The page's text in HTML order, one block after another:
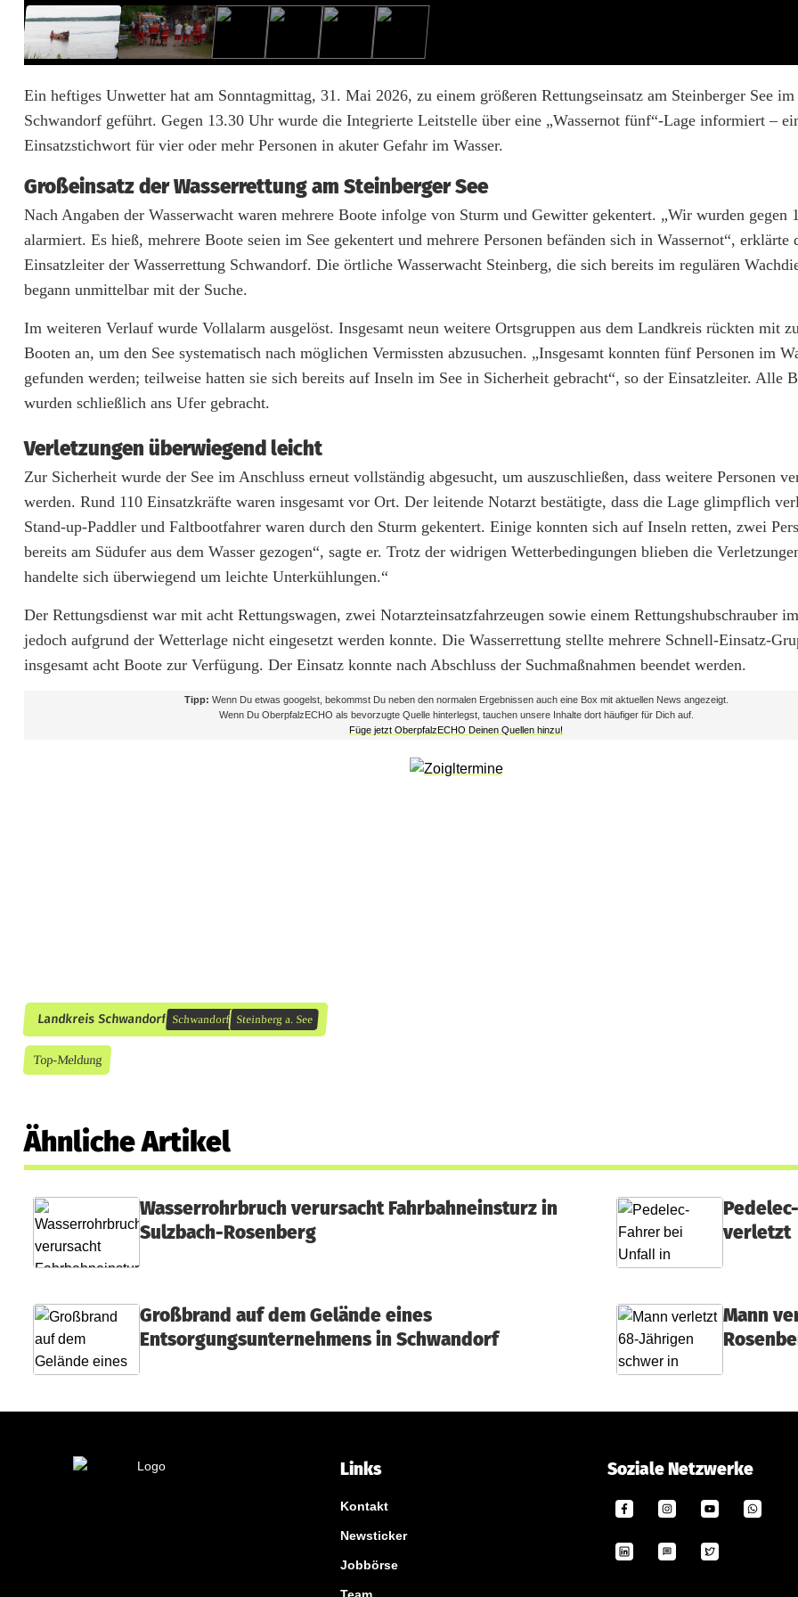
e
t
t
e
a
m
S
t
e
i
n
e
r
g
e
S
e
Ein heftiges Unwetter hat am Sonntagmittag, 31. Mai 2026, zu einem größeren Rettungseinsatz am Steinberger See
Schwandorf geführt. Gegen 13.30 Uhr wurde die Integrierte Leitstelle über eine „Wassernot fünf“-Lage informiert –
Einsatzstichwort für vier oder mehr Personen in akuter Gefahr im Wasser.
Großeinsatz der Wasserrettung am Steinberger See
Nach Angaben der Wasserwacht waren mehrere Boote infolge von Sturm und Gewitter gekentert. „Wir wurden gegen
alarmiert. Es hieß, mehrere Boote seien im See gekentert und mehrere Personen befänden sich in Wassernot“, erklärte
Einsatzleiter der Wasserrettung Schwandorf. Die örtliche Wasserwacht Steinberg, die sich bereits im regulären
begann unmittelbar mit der Suche.
Im weiteren Verlauf wurde Vollalarm ausgelöst. Insgesamt neun weitere Ortsgruppen aus dem Landkreis rückten mit
Booten an, um den See systematisch nach möglichen Vermissten abzusuchen. „Insgesamt konnten fünf Personen im
gefunden werden; teilweise hatten sie sich bereits auf Inseln im See in Sicherheit gebracht“, so der Einsatzleiter. Alle
wurden schließlich ans Ufer gebracht.
Verletzungen überwiegend leicht
Zur Sicherheit wurde der See im Anschluss erneut vollständig abgesucht, um auszuschließen, dass weitere Personen
werden. Rund 110 Einsatzkräfte waren insgesamt vor Ort. Der leitende Notarzt bestätigte, dass die Lage glimpflich
Stand-up-Paddler und Faltbootfahrer waren durch den Sturm gekentert. Einige konnten sich auf Inseln retten, zwei
bereits am Südufer aus dem Wasser gezogen“, sagte er. Trotz der widrigen Wetterbedingungen blieben die
handelte sich überwiegend um leichte Unterkühlungen.“
Der Rettungsdienst war mit acht Rettungswagen, zwei Notarzteinsatzfahrzeugen sowie einem Rettungshubschrauber
jedoch aufgrund der Wetterlage nicht eingesetzt werden konnte. Die Wasserrettung stellte mehrere Schnell-Einsatz-
insgesamt acht Boote zur Verfügung. Der Einsatz konnte nach Abschluss der Suchmaßnahmen beendet werden.
Tipp: Wenn Du etwas googelst, bekommst Du neben den normalen Ergebnissen auch eine Box mit aktuellen News angezeigt.
Wenn Du OberpfalzECHO als bevorzugte Quelle hinterlegst, tauchen unsere Inhalte dort häufiger für Dich auf.
Füge jetzt OberpfalzECHO Deinen Quellen hinzu!
Landkreis Schwandorf Schwandorf Steinberg a. See
Top-Meldung
Ähnliche Artikel
Wasserrohrbruch verursacht Fahrbahneinsturz in
Sulzbach-Rosenberg
verletzt
Großbrand auf dem Gelände eines
Entsorgungsunternehmens in Schwandorf
Mann
Links
Kontakt
Newsticker
Jobbörse
Soziale Netzwerke